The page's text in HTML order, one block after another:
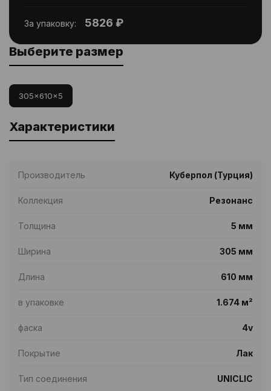
За упаковку: 5826 ₽
Выберите размер
305x610x5
Характеристики
Производитель Куберпол (Турция)
Коллекция Резонанс
Толщина 5 мм
Ширина 305 мм
Длина 610 мм
в упаковке 1.674 м²
фаска 4v
Покрытие Лак
Тип соединения UNICLIC